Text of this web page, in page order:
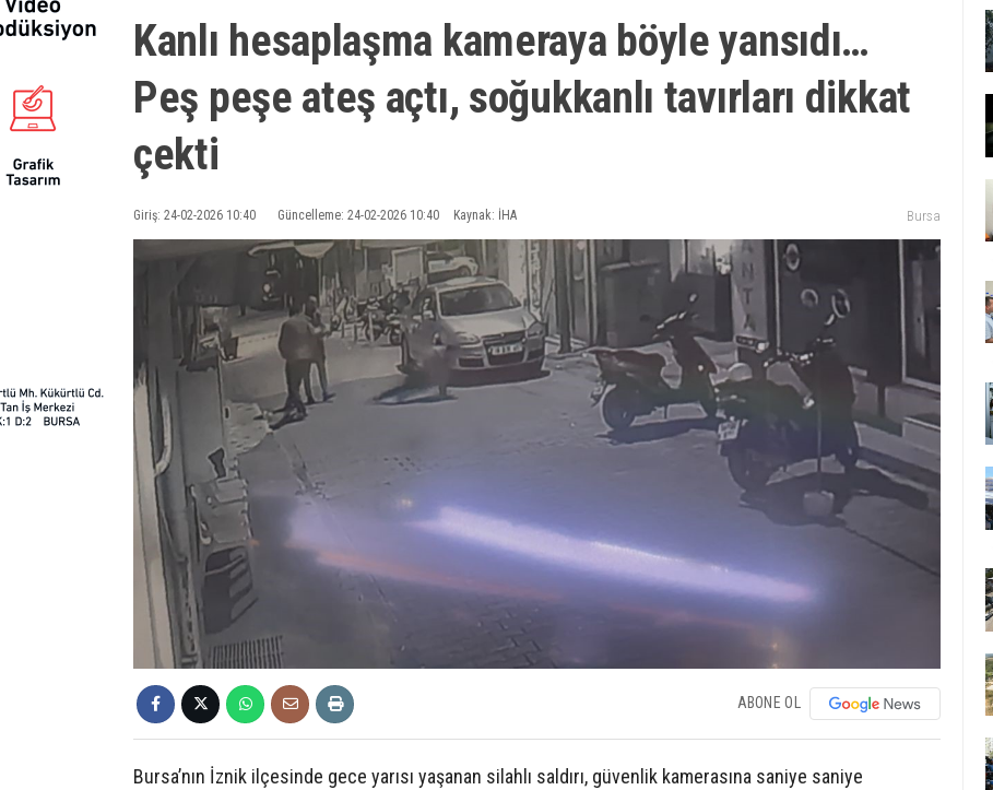
Kanlı hesaplaşma kameraya böyle yansıdı…
Peş peşe ateş açtı, soğukkanlı tavırları dikkat
çekti
Giriş: 24-02-2026 10:40 Güncelleme: 24-02-2026 10:40 Kaynak: İHA Bursa
ABONE OL
Bursa’nın İznik ilçesinde gece yarısı yaşanan silahlı saldırı, güvenlik kamerasına saniye saniye